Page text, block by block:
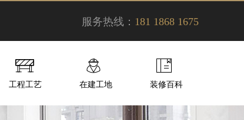
服务热线： 181 1868 1675
工程工艺 在建工地 装修百科